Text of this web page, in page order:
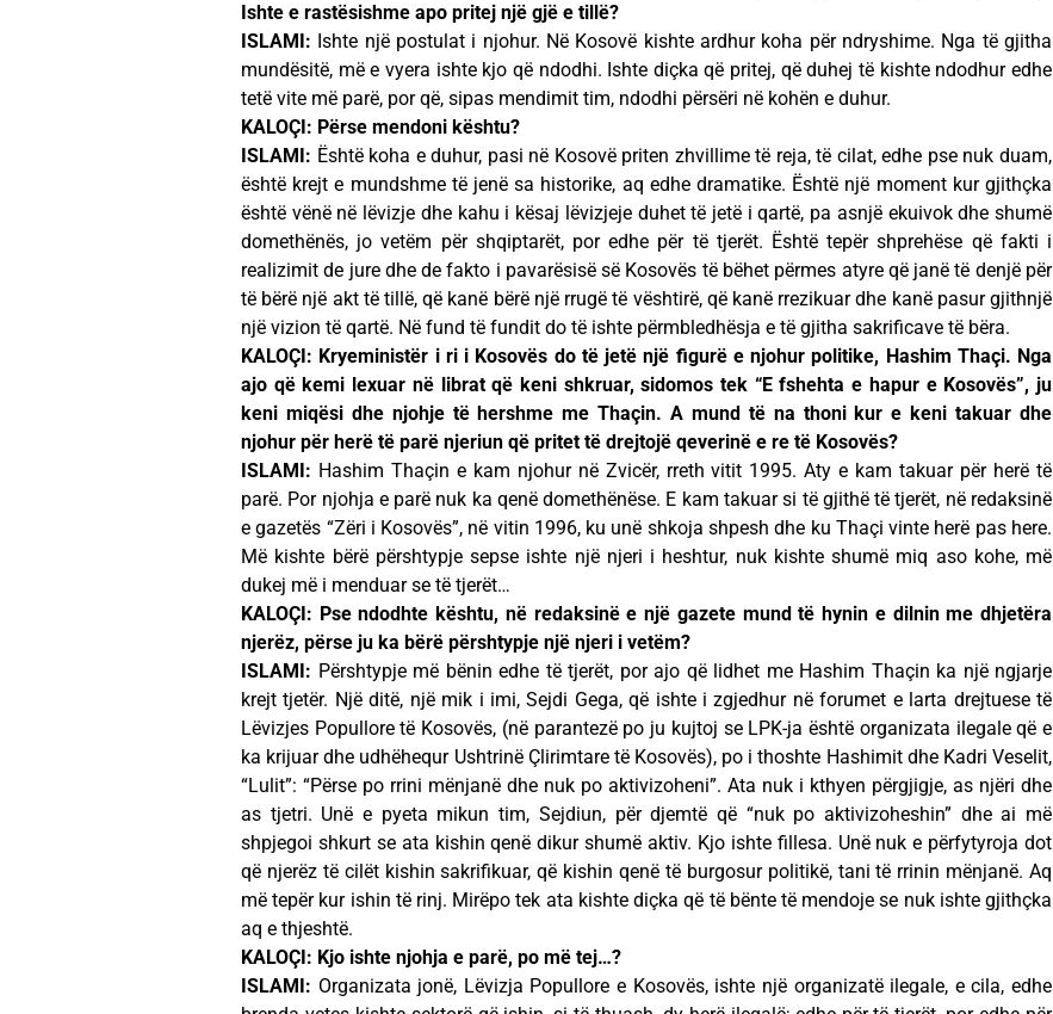
Ishte e rastësishme apo pritej një gjë e tillë?
ISLAMI: Ishte një postulat i njohur. Në Kosovë kishte ardhur koha për ndryshime. Nga të gjitha
mundësitë, më e vyera ishte kjo që ndodhi. Ishte diçka që pritej, që duhej të kishte ndodhur edhe
tetë vite më parë, por që, sipas mendimit tim, ndodhi përsëri në kohën e duhur.
KALOÇI: Përse mendoni kështu?
ISLAMI: Është koha e duhur, pasi në Kosovë priten zhvillime të reja, të cilat, edhe pse nuk duam,
është krejt e mundshme të jenë sa historike, aq edhe dramatike. Është një moment kur gjithçka
është vënë në lëvizje dhe kahu i kësaj lëvizjeje duhet të jetë i qartë, pa asnjë ekuivok dhe shumë
domethënës, jo vetëm për shqiptarët, por edhe për të tjerët. Është tepër shprehëse që fakti i
realizimit de jure dhe de fakto i pavarësisë së Kosovës të bëhet përmes atyre që janë të denjë për
të bërë një akt të tillë, që kanë bërë një rrugë të vështirë, që kanë rrezikuar dhe kanë pasur gjithnjë
një vizion të qartë. Në fund të fundit do të ishte përmbledhësja e të gjitha sakrificave të bëra.
KALOÇI: Kryeministër i ri i Kosovës do të jetë një figurë e njohur politike, Hashim Thaçi. Nga
ajo që kemi lexuar në librat që keni shkruar, sidomos tek “E fshehta e hapur e Kosovës”, ju
keni miqësi dhe njohje të hershme me Thaçin. A mund të na thoni kur e keni takuar dhe
njohur për herë të parë njeriun që pritet të drejtojë qeverinë e re të Kosovës?
ISLAMI: Hashim Thaçin e kam njohur në Zvicër, rreth vitit 1995. Aty e kam takuar për herë të
parë. Por njohja e parë nuk ka qenë domethënëse. E kam takuar si të gjithë të tjerët, në redaksinë
e gazetës “Zëri i Kosovës”, në vitin 1996, ku unë shkoja shpesh dhe ku Thaçi vinte herë pas here.
Më kishte bërë përshtypje sepse ishte një njeri i heshtur, nuk kishte shumë miq aso kohe, më
dukej më i menduar se të tjerët…
KALOÇI: Pse ndodhte kështu, në redaksinë e një gazete mund të hynin e dilnin me dhjetëra
njerëz, përse ju ka bërë përshtypje një njeri i vetëm?
ISLAMI: Përshtypje më bënin edhe të tjerët, por ajo që lidhet me Hashim Thaçin ka një ngjarje
krejt tjetër. Një ditë, një mik i imi, Sejdi Gega, që ishte i zgjedhur në forumet e larta drejtuese të
Lëvizjes Popullore të Kosovës, (në parantezë po ju kujtoj se LPK-ja është organizata ilegale që e
ka krijuar dhe udhëhequr Ushtrinë Çlirimtare të Kosovës), po i thoshte Hashimit dhe Kadri Veselit,
“Lulit”: “Përse po rrini mënjanë dhe nuk po aktivizoheni”. Ata nuk i kthyen përgjigje, as njëri dhe
as tjetri. Unë e pyeta mikun tim, Sejdiun, për djemtë që “nuk po aktivizoheshin” dhe ai më
shpjegoi shkurt se ata kishin qenë dikur shumë aktiv. Kjo ishte fillesa. Unë nuk e përfytyroja dot
që njerëz të cilët kishin sakrifikuar, që kishin qenë të burgosur politikë, tani të rrinin mënjanë. Aq
më tepër kur ishin të rinj. Mirëpo tek ata kishte diçka që të bënte të mendoje se nuk ishte gjithçka
aq e thjeshtë.
KALOÇI: Kjo ishte njohja e parë, po më tej…?
ISLAMI: Organizata jonë, Lëvizja Popullore e Kosovës, ishte një organizatë ilegale, e cila, edhe